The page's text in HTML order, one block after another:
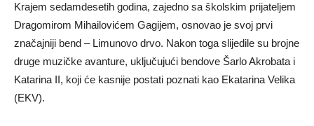
Krajem sedamdesetih godina, zajedno sa školskim prijateljem
Dragomirom Mihailovićem Gagijem, osnovao je svoj prvi
značajniji bend – Limunovo drvo. Nakon toga slijedile su brojne
druge muzičke avanture, uključujući bendove Šarlo Akrobata i
Katarina II, koji će kasnije postati poznati kao Ekatarina Velika
(EKV).